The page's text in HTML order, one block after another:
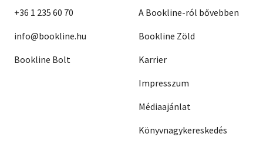
+36 1 235 60 70
info@bookline.hu
Bookline Bolt
A Bookline-ról bővebben
Bookline Zöld
Karrier
Impresszum
Médiaajánlat
Könyvnagykereskedés